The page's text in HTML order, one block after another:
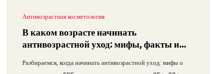
Антивозрастная косметология
В каком возрасте начинать
антивозрастной уход: мифы, факты и
Разбираемся, когда начинать антивозрастной уход: мифы о